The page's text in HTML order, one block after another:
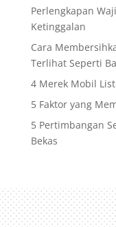
Perlengkapan
Ketinggalan
Cara
Terlihat Seperti
4 Merek Mobil
5 Faktor yang
5 Pertimbangan
Bekas